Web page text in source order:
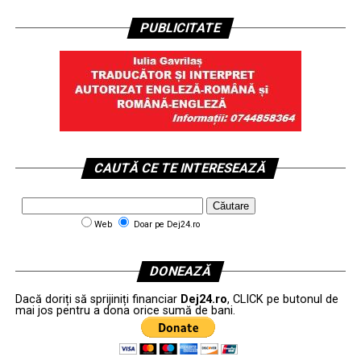
PUBLICITATE
CAUTĂ CE TE INTERESEAZĂ
Web Doar pe Dej24.ro
DONEAZĂ
Dacă doriți să sprijiniți financiar Dej24.ro, CLICK pe butonul de
mai jos pentru a dona orice sumă de bani.